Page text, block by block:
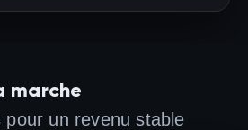
marche
un revenu stable